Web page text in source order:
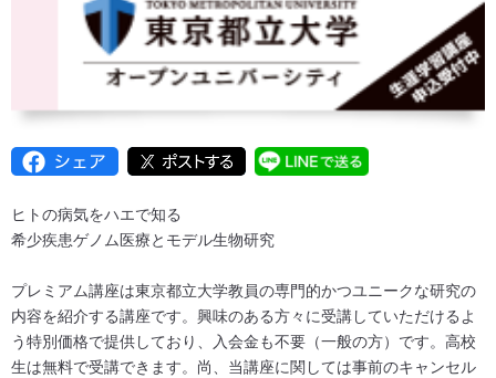
ヒトの病気をハエで知る
希少疾患ゲノム医療とモデル生物研究
プレミアム講座は東京都立大学教員の専門的かつユニークな研究の
内容を紹介する講座です。興味のある方々に受講していただけるよ
う特別価格で提供しており、入会金も不要（一般の方）です。高校
生は無料で受講できます。尚、当講座に関しては事前のキャンセル